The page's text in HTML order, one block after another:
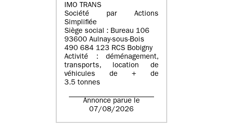
IMO TRANS
Société par Actions
Simplifiée
Siège social : Bureau 106
93600 Aulnay-sous-Bois
490 684 123 RCS Bobigny
Activité : déménagement,
transports, location de
véhicules de + de
3.5 tonnes
Annonce parue le
07/08/2026